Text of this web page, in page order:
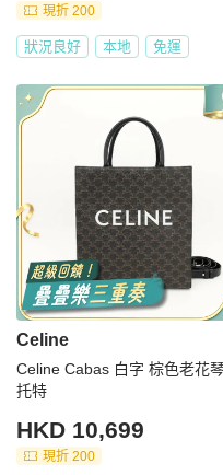
現折 200
狀況良好 本地 免運
Celine
Celine Cabas 白字 棕色老花
托特
HKD 10,699
現折 200